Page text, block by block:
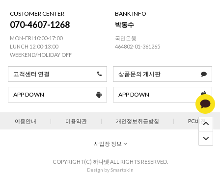
CUSTOMER CENTER
070-4607-1268
MON-FRI 10:00-17:00
LUNCH 12:00-13:00
WEEKEND/HOLIDAY OFF
BANK INFO
박동수
국민은행
464802-01-361265
고객센터 연결 상품문의 게시판
APP DOWN APP DOWN
이용안내 이용약관 개인정보취급방침 PC버젼
사업장 정보
COPYRIGHT(C) 하나넷 ALL RIGHTS RESERVED.